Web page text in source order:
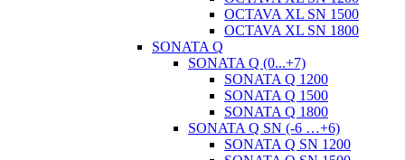
OCTAVA XL SN 1500
OCTAVA XL SN 1800
SONATA Q
SONATA Q (0...+7)
SONATA Q 1200
SONATA Q 1500
SONATA Q 1800
SONATA Q SN (-6 …+6)
SONATA Q SN 1200